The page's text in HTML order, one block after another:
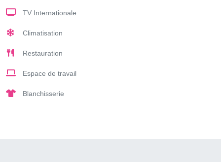
TV Internationale
Climatisation
Restauration
Espace de travail
Blanchisserie